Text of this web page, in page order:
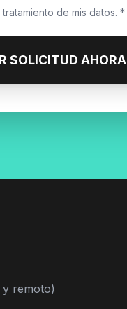
de mis datos. *
SOLICITUD AHORA
remoto)